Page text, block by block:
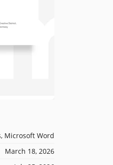
Microsoft Word
March 18, 2026